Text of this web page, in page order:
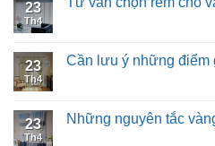
23
Th4
23
Th4
Cần lưu ý những điểm
23
Th4
Những nguyên tắc